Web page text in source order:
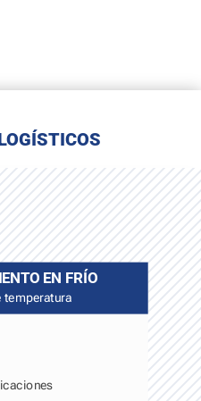
EN FRÍO
temperatura